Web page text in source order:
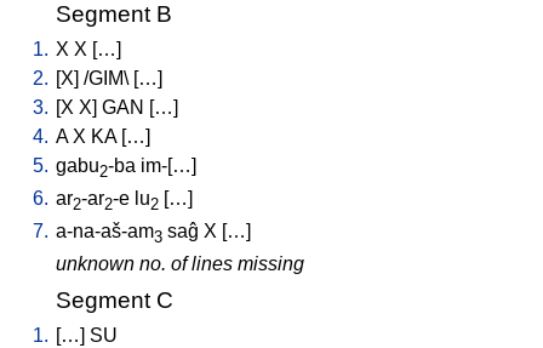
Segment B
1. X X […]
2. [X] /GIM\ […]
3. [X X] GAN […]
4. A X KA[…]
5. gabu2-ba im-[…]
6. ar2-ar2-e lu2 […]
7. a-na-aš-am3 saĝ X […]
unknown no. of lines missing
Segment C
1. […] SU